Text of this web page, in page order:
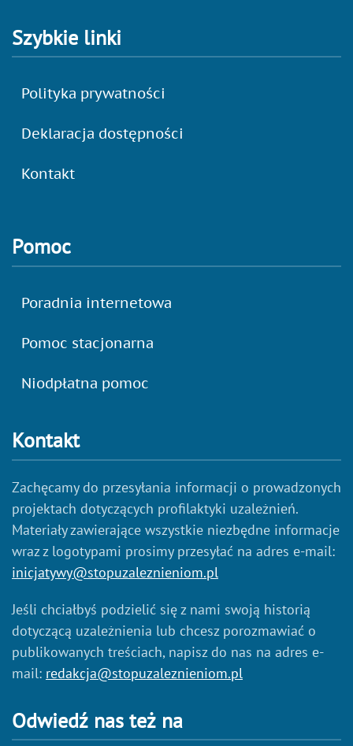
Szybkie linki
Polityka prywatności
Deklaracja dostępności
Kontakt
Pomoc
Poradnia internetowa
Pomoc stacjonarna
Niodpłatna pomoc
Kontakt
Zachęcamy do przesyłania informacji o prowadzonych
projektach dotyczących profilaktyki uzależnień.
Materiały zawierające wszystkie niezbędne informacje
wraz z logotypami prosimy przesyłać na adres e-mail:
inicjatywy@stopuzaleznieniom.pl
Jeśli chciałbyś podzielić się z nami swoją historią
dotyczącą uzależnienia lub chcesz porozmawiać o
publikowanych treściach, napisz do nas na adres e-
mail: redakcja@stopuzaleznieniom.pl
Odwiedź nas też na